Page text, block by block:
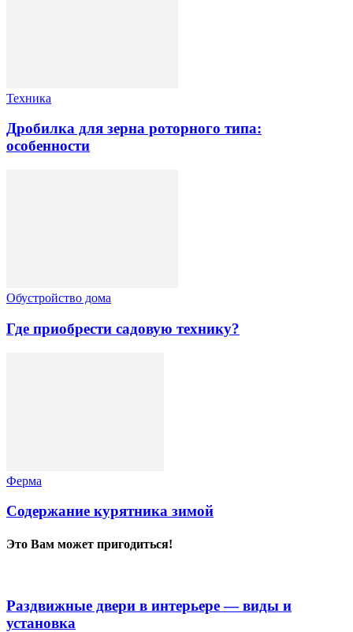
Техника
Дробилка для зерна роторного типа:
особенности
Обустройство дома
Где приобрести садовую технику?
Ферма
Содержание курятника зимой
Это Вам может пригодиться!
Раздвижные двери в интерьере — виды и
установка